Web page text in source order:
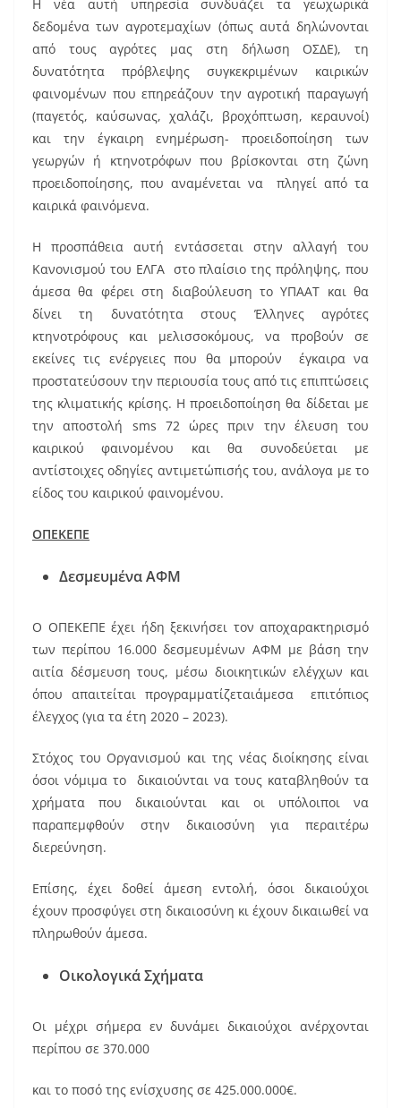
Η νέα αυτή υπηρεσία συνδυάζει τα γεωχωρικά
δεδομένα των αγροτεμαχίων (όπως αυτά δηλώνονται
από τους αγρότες μας στη δήλωση ΟΣΔΕ), τη
δυνατότητα πρόβλεψης συγκεκριμένων καιρικών
φαινομένων που επηρεάζουν την αγροτική παραγωγή
(παγετός, καύσωνας, χαλάζι, βροχόπτωση, κεραυνοί)
και την έγκαιρη ενημέρωση- προειδοποίηση των
γεωργών ή κτηνοτρόφων που βρίσκονται στη ζώνη
προειδοποίησης, που αναμένεται να πληγεί από τα
καιρικά φαινόμενα.
Η προσπάθεια αυτή εντάσσεται στην αλλαγή του
Κανονισμού του ΕΛΓΑ στο πλαίσιο της πρόληψης, που
άμεσα θα φέρει στη διαβούλευση το ΥΠΑΑΤ και θα
δίνει τη δυνατότητα στους Έλληνες αγρότες
κτηνοτρόφους και μελισσοκόμους, να προβούν σε
εκείνες τις ενέργειες που θα μπορούν έγκαιρα να
προστατεύσουν την περιουσία τους από τις επιπτώσεις
της κλιματικής κρίσης. Η προειδοποίηση θα δίδεται με
την αποστολή sms 72 ώρες πριν την έλευση του
καιρικού φαινομένου και θα συνοδεύεται με
αντίστοιχες οδηγίες αντιμετώπισής του, ανάλογα με το
είδος του καιρικού φαινομένου.
ΟΠΕΚΕΠΕ
Δεσμευμένα ΑΦΜ
Ο ΟΠΕΚΕΠΕ έχει ήδη ξεκινήσει τον αποχαρακτηρισμό
των περίπου 16.000 δεσμευμένων ΑΦΜ με βάση την
αιτία δέσμευση τους, μέσω διοικητικών ελέγχων και
όπου απαιτείται προγραμματίζεταιάμεσα επιτόπιος
έλεγχος (για τα έτη 2020 – 2023).
Στόχος του Οργανισμού και της νέας διοίκησης είναι
όσοι νόμιμα το δικαιούνται να τους καταβληθούν τα
χρήματα που δικαιούνται και οι υπόλοιποι να
παραπεμφθούν στην δικαιοσύνη για περαιτέρω
διερεύνηση.
Επίσης, έχει δοθεί άμεση εντολή, όσοι δικαιούχοι
έχουν προσφύγει στη δικαιοσύνη κι έχουν δικαιωθεί να
πληρωθούν άμεσα.
Οικολογικά Σχήματα
Οι μέχρι σήμερα εν δυνάμει δικαιούχοι ανέρχονται
περίπου σε 370.000
και το ποσό της ενίσχυσης σε 425.000.000€.